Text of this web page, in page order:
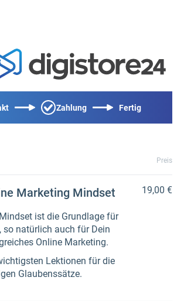
Zahlung Fertig
Preis
Marketing Mindset
ist die Grundlage für
so natürlich auch für Dein
Online Marketing.
Lektionen für die
Glaubenssätze.
19,00 €